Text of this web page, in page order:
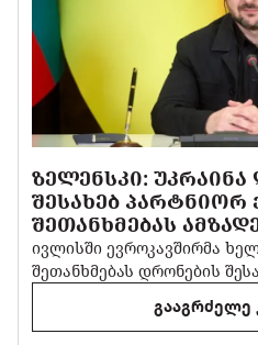
ᲖᲔᲚᲔᲜᲡᲙᲘ:
ᲨᲔᲡᲐᲮᲔᲑ ᲞᲐᲠᲢᲜᲘᲝᲠ
ᲨᲔᲗᲐᲜᲮᲛᲔᲑᲐᲡ
ივლისში ევროკავშირმა
შეთანხმებას დრონების
გააგრძელე